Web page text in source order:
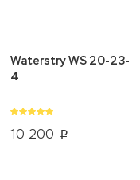
10 200 p
Waterstry WS 20-23-
4